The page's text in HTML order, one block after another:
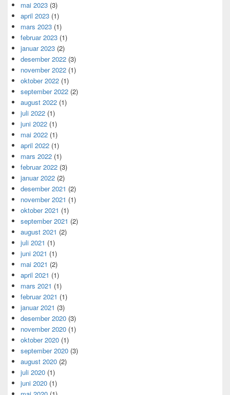
mai 2023 (3)
april 2023 (1)
mars 2023 (1)
februar 2023 (1)
januar 2023 (2)
desember 2022 (3)
november 2022 (1)
oktober 2022 (1)
september 2022 (2)
august 2022 (1)
juli 2022 (1)
juni 2022 (1)
mai 2022 (1)
april 2022 (1)
mars 2022 (1)
februar 2022 (3)
januar 2022 (2)
desember 2021 (2)
november 2021 (1)
oktober 2021 (1)
september 2021 (2)
august 2021 (2)
juli 2021 (1)
juni 2021 (1)
mai 2021 (2)
april 2021 (1)
mars 2021 (1)
februar 2021 (1)
januar 2021 (3)
desember 2020 (3)
november 2020 (1)
oktober 2020 (1)
september 2020 (3)
august 2020 (2)
juli 2020 (1)
juni 2020 (1)